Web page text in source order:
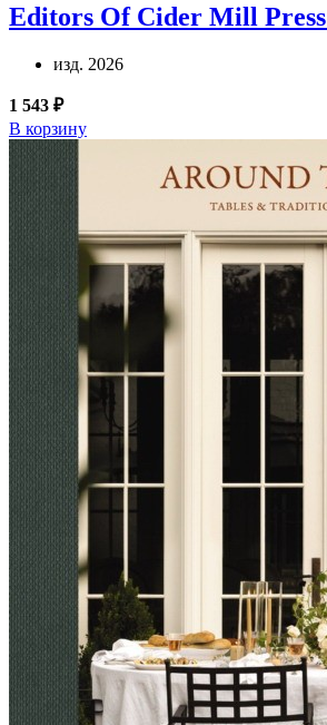
Editors Of Cider Mill Press
изд. 2026
1 543 ₽
В корзину